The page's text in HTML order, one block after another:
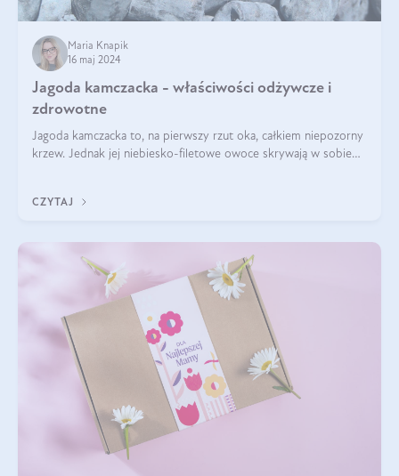
Maria Knapik
16 maj 2024
Jagoda kamczacka - właściwości odżywcze i
zdrowotne
Jagoda kamczacka to, na pierwszy rzut oka, całkiem niepozorny
krzew. Jednak jej niebiesko-filetowe owoce skrywają w sobie
CZYTAJ